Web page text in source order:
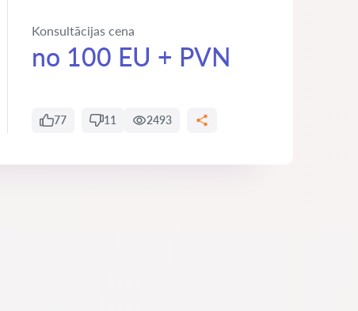
Konsultācijas cena
no 100 EU + PVN
77 11 2493